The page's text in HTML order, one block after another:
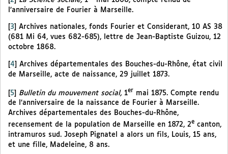
l’anniversaire de Fourier à Marseille.
3
Archives nationales, fonds Fourier et Considerant, 10 AS 38
(681 Mi 64, vues 682-685), lettre de Jean-Baptiste Guizou, 12
octobre 1868.
4
Archives départementales des Bouches-du-Rhône, état civil
de Marseille, acte de naissance, 29 juillet 1873.
[5] Bulletin du mouvement social, 1er mai 1875. Compte rendu
de l’anniversaire de la naissance de Fourier à Marseille.
Archives départementales des Bouches-du-Rhône,
recensement de la population de Marseille en 1872, 2e canton,
intramuros sud. Joseph Pignatel a alors un fils, Louis, 15 ans,
et une fille, Madeleine, 8 ans.